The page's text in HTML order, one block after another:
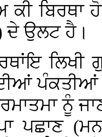
ਕੀ ਬਿਰਥਾ
ਦੇ ਉਲਟ ਹੈ।
ਲਿਖੀ
ਪੰਕਤੀਆਂ
ਨੂੰ
ਪਛਾਣ